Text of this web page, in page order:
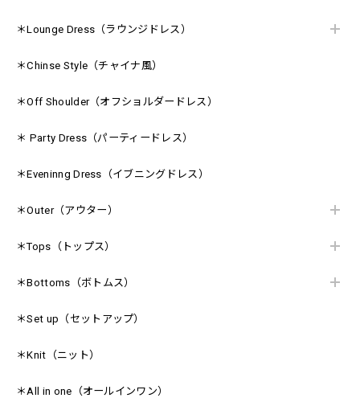
＊Lounge Dress（ラウンジドレス）
＊Chinse Style（チャイナ風）
＊Off Shoulder（オフショルダードレス）
＊ Party Dress（パーティードレス）
＊Eveninng Dress（イブニングドレス）
＊Outer（アウター）
＊Tops（トップス）
＊Bottoms（ボトムス）
＊Set up（セットアップ）
＊Knit（ニット）
＊All in one（オールインワン）